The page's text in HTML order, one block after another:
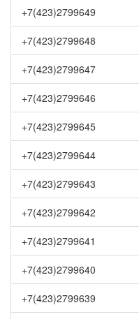
+7(423)2799649
+7(423)2799648
+7(423)2799647
+7(423)2799646
+7(423)2799645
+7(423)2799644
+7(423)2799643
+7(423)2799642
+7(423)2799641
+7(423)2799640
+7(423)2799639